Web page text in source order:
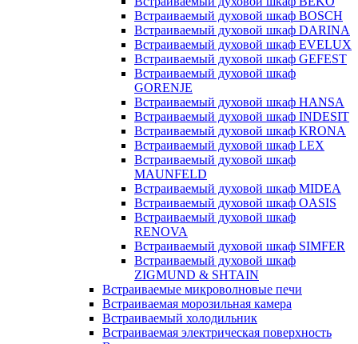
Встраиваемый духовой шкаф BOSCH
Встраиваемый духовой шкаф DARINA
Встраиваемый духовой шкаф EVELUX
Встраиваемый духовой шкаф GEFEST
Встраиваемый духовой шкаф
GORENJE
Встраиваемый духовой шкаф HANSA
Встраиваемый духовой шкаф INDESIT
Встраиваемый духовой шкаф KRONA
Встраиваемый духовой шкаф LEX
Встраиваемый духовой шкаф
MAUNFELD
Встраиваемый духовой шкаф MIDEA
Встраиваемый духовой шкаф OASIS
Встраиваемый духовой шкаф
RENOVA
Встраиваемый духовой шкаф SIMFER
Встраиваемый духовой шкаф
ZIGMUND & SHTAIN
Встраиваемые микроволновые печи
Встраиваемая морозильная камера
Встраиваемый холодильник
Встраиваемая электрическая поверхность